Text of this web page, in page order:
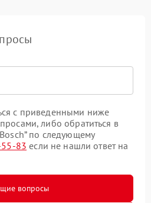
с приведенными ниже
либо обратиться в
по следующему
83 если не нашли ответ на
вопросы